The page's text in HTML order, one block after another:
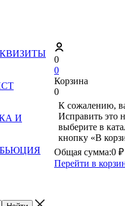
И
0
0
Корзина
0
К сожалению,
Исправить это
выберите в
кнопку «В
Общая сумма:0 ₽
Перейти в